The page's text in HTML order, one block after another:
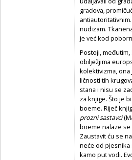
gradova,
nudizam.
je već kod
Postoji,
obilježjima
kolektivizma,
ličnosti tih
stana i nisu se
za knjige. Što je
boeme. Riječ
prozni sastavci
boeme nalaze se
Zaustavit ću se
neće od pjesnika
kamo put vodi.